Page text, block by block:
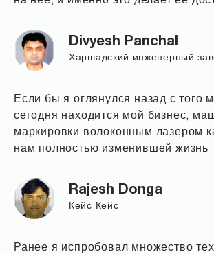
Divyesh Panchal
Харшадский инженерный
Если бы я оглянулся назад с того
сегодня находится мой бизнес,
маркировки волоконным лазером
нам полностью изменившей жизнь
Rajesh Donga
Кейс Кейс
Ранее я испробовал множество